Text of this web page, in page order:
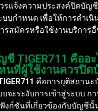
รแจ้งความประสงค์ปิดบัญ
บกำหนด เพื่อให้การดำเนิ
รสมัครหรือใช้งานบริการ
ชี TIGER711 คืออ
นที่ผู้ใช้งานควรปิ
คือการยุติสถานะ
บจะระงับการเข้าสู่ระบบ ก
งก์ชันที่เกี่ยวข้องกับบัญชี